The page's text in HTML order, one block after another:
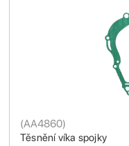
Těsnění víka spojky
(AA4860)